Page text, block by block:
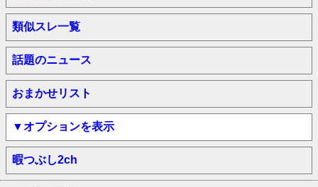
類似スレ一覧
話題のニュース
おまかせリスト
▼オプションを表示
暇つぶし2ch